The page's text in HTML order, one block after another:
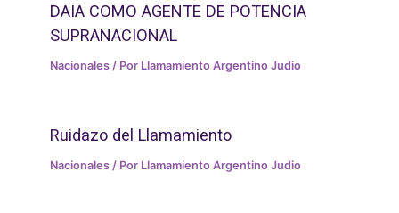
DAIA COMO AGENTE DE POTENCIA
SUPRANACIONAL
Nacionales / Por Llamamiento Argentino Judio
Ruidazo del Llamamiento
Nacionales / Por Llamamiento Argentino Judio